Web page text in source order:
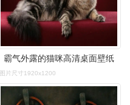
霸气外露的猫咪高清桌面壁纸
图片尺寸1920x1200